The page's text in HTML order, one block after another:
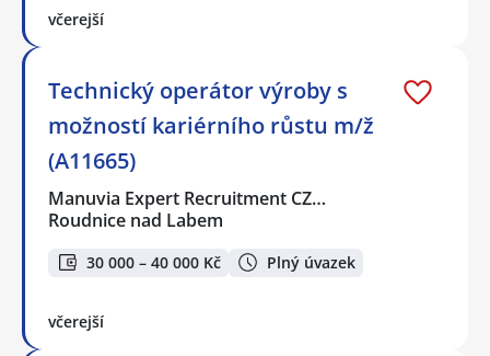
včerejší
Technický operátor výroby s
možností kariérního růstu m/ž
(A11665)
Manuvia Expert Recruitment CZ…
Roudnice nad Labem
30 000 – 40 000 Kč Plný úvazek
včerejší